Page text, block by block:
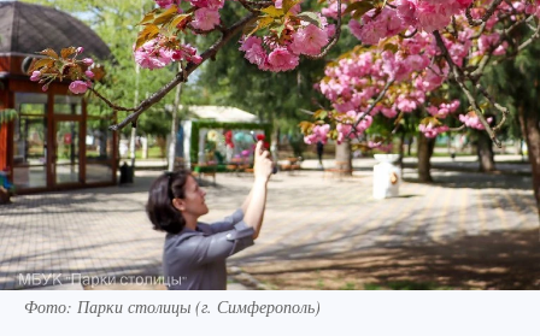
Фото: Парки столицы (г. Симферополь)